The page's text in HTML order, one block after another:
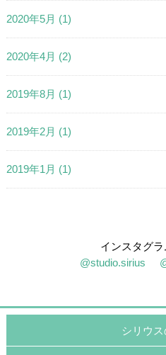
2020年5月 (1)
2020年4月 (2)
2019年8月 (1)
2019年2月 (1)
2019年1月 (1)
インスタグ
@studio.sirius
シリウ